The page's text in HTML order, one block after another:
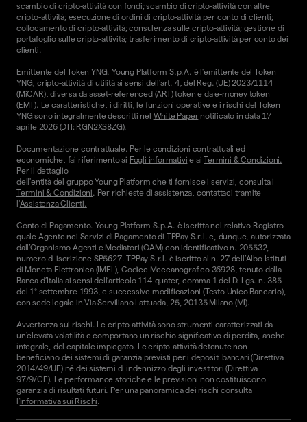
scambio di cripto-attività con fondi; scambio di cripto-attività con altre
cripto-attività; esecuzione di ordini di cripto-attività per conto di clienti;
collocamento di cripto-attività; consulenza sulle cripto-attività; gestione di
portafoglio sulle cripto-attività; trasferimento di cripto-attività per conto dei
clienti.
Emittente del Token YNG. Young Platform S.p.A. è l'emittente del Token
YNG, cripto-attività di utilità ai sensi dell'art. 4, del Reg. (UE) 2023/1114
(MiCAR), diversa da asset-referenced (ART) token e da e-money token
(EMT). Le caratteristiche, i diritti, le funzioni operative e i rischi del Token
YNG sono integralmente descritti nel White Papernotificato in data 17
aprile 2026 (DTI: RGN2XS8ZG).
Documentazione contrattuale. Per le condizioni contrattuali ed
economiche, fai riferimento ai Fogli informativi e aiTermini & Condizioni.
Per il dettaglio
dell'entità del gruppo Young Platform che ti fornisce i servizi, consulta i
Termini & Condizioni. Per richieste di assistenza, contattaci tramite
l'Assistenza Clienti.
Conto di Pagamento. Young Platform S.p.A. è iscritta nel relativo Registro
quale Agente nei Servizi di Pagamento di TPPay S.r.l. e, dunque, autorizzata
dall’Organismo Agenti e Mediatori (OAM) con identificativo n. 205532,
numero di iscrizione SP5627. TPPay S.r.l. è iscritto al n. 27 dell’Albo Istituti
di Moneta Elettronica (IMEL), Codice Meccanografico 36928, tenuto dalla
Banca d’Italia ai sensi dell’articolo 114-quater, comma 1 del D. Lgs. n. 385
del 1° settembre 1993, e successive modificazioni (Testo Unico Bancario),
con sede legale in Via Serviliano Lattuada, 25, 20135 Milano (MI).
Avvertenza sui rischi. Le cripto-attività sono strumenti caratterizzati da
un'elevata volatilità e comportano un rischio significativo di perdita, anche
integrale, del capitale impiegato. Le cripto-attività detenute non
beneficiano dei sistemi di garanzia previsti per i depositi bancari (Direttiva
2014/49/UE) né dei sistemi di indennizzo degli investitori (Direttiva
97/9/CE). Le performance storiche e le previsioni non costituiscono
garanzia di risultati futuri. Per una panoramica dei rischi consulta
l'Informativa sui Rischi.